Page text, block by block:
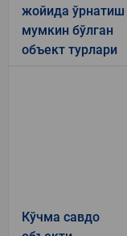
жойида ўрнатиш
мумкин бўлган
объект турлари
Кўчма савдо